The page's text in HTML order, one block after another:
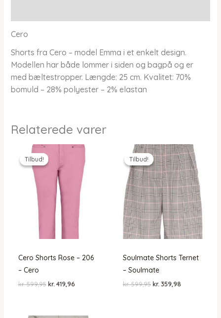
Cero
Shorts fra Cero – model Emma i et enkelt design.
Modellen har både lommer i siden og bagpå og er
med bæltestropper. Længde: 25 cm. Kvalitet: 70%
bomuld – 28% polyester – 2% elastan
Relaterede varer
Tilbud!
Tilbud!
Cero Shorts Rose – 206
– Cero
kr.599,95 Den
kr. 599,95.
kr. 419,96Den
kr. 419,96.
Tilbud!
Tilbud!
Soulmate Shorts Ternet
– Soulmate
kr.599,95 Den
kr. 359,98Den